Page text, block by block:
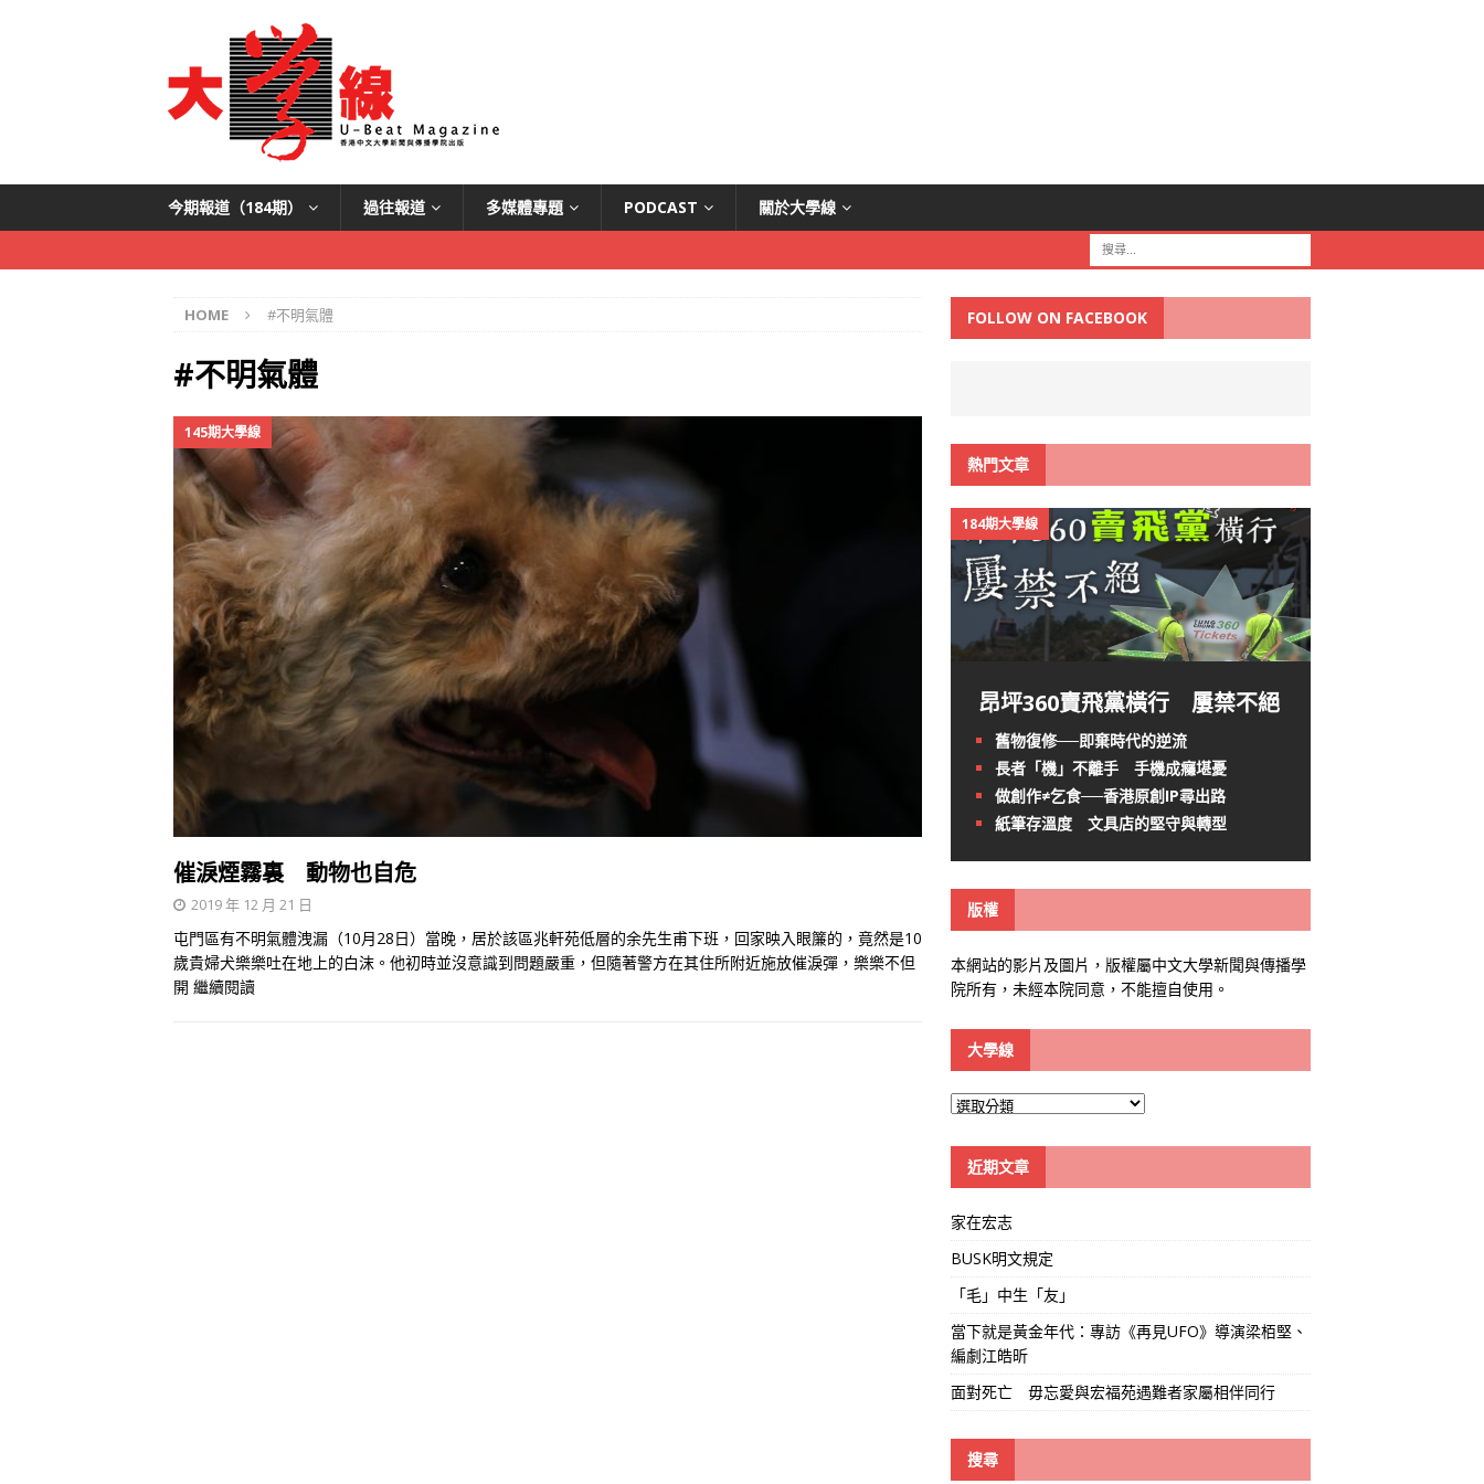
今期報道（184期） 過往報道 多媒體專題 PODCAST 關於大學線
HOME #不明氣體
#不明氣體
145期大學線
催淚煙霧裏 動物也自危
2019 年 12 月 21 日
屯門區有不明氣體洩漏（10月28日）當晚，居於該區兆軒苑低層的余先生甫下班，回家映入眼簾的，竟然是10
歲貴婦犬樂樂吐在地上的白沫。他初時並沒意識到問題嚴重，但隨著警方在其住所附近施放催淚彈，樂樂不但
開 繼續閱讀
FOLLOW ON FACEBOOK
熱門文章
184期大學線
昂坪360賣飛黨橫行 屢禁不絕
舊物復修──即棄時代的逆流
長者「機」不離手 手機成癮堪憂
做創作≠乞食──香港原創IP尋出路
紙筆存溫度 文具店的堅守與轉型
版權
本網站的影片及圖片，版權屬中文大學新聞與傳播學
院所有，未經本院同意，不能擅自使用。
大學線
大
線
近期文章
家在宏志
BUSK明文規定
「毛」中生「友」
當下就是黃金年代：專訪《再見UFO》導演梁栢堅、
編劇江皓昕
面對死亡 毋忘愛與宏福苑遇難者家屬相伴同行
搜尋